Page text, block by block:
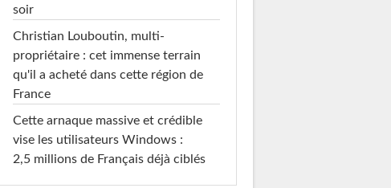
soir
Christian Louboutin, multi-
propriétaire : cet immense terrain
qu'il a acheté dans cette région de
France
Cette arnaque massive et crédible
vise les utilisateurs Windows :
2,5 millions de Français déjà ciblés